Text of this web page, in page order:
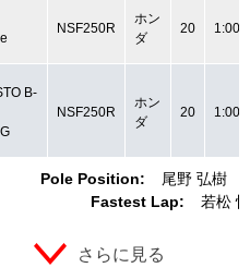
Pole Position: 尾野 弘樹
Fastest Lap:
若松 怜
NSF250R
ホン
ダ
20
B-
NSF250R
ホン
ダ
20
さらに見る